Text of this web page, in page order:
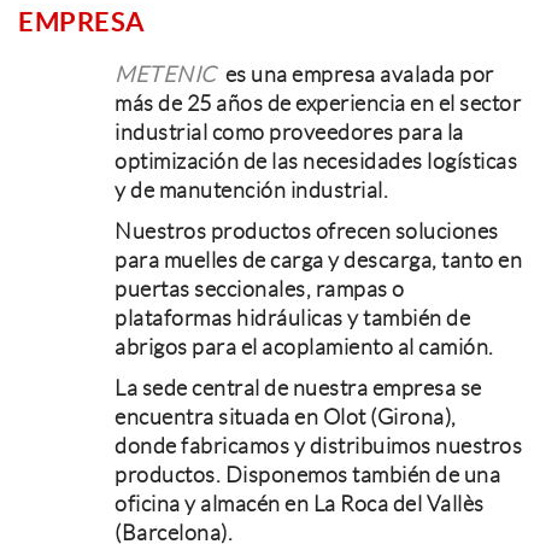
EMPRESA
METENICes una empresa avalada por
más de 25 años de experiencia en el sector
industrial como proveedores para la
optimización de las necesidades logísticas
y de manutención industrial.
Nuestros productos ofrecen soluciones
para muelles de carga y descarga, tanto en
puertas seccionales, rampas o
plataformas hidráulicas y también de
abrigos para el acoplamiento al camión.
La sede central de nuestra empresa se
encuentra situada en Olot (Girona),
donde fabricamos y distribuimos nuestros
productos. Disponemos también de una
oficina y almacén en La Roca del Vallès
(Barcelona).